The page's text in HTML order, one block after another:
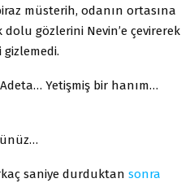
müsterih, odanın ortasına
gözlerini Nevin’e çevirerek
Yetişmiş bir hanım…
saniye durduktan sonra